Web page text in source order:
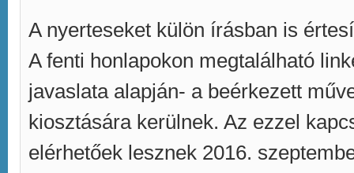
A nyerteseket külön írásban is
A fenti honlapokon megtalálható
javaslata alapján- a beérkezett
kiosztására kerülnek. Az ezzel
elérhetőek lesznek 2016.